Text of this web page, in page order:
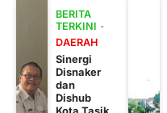
BERITA
TERKINI
DAERAH
Sinergi
Disnaker
dan
Dishub
Kota Tasik,